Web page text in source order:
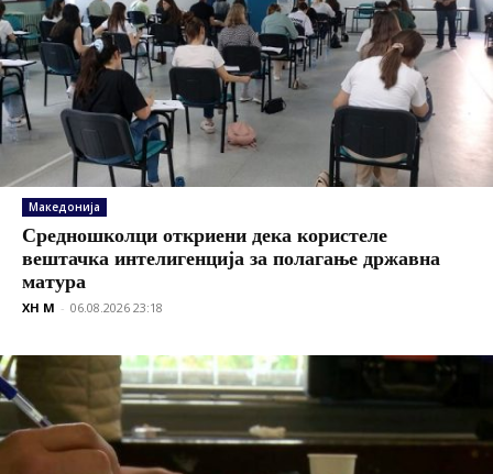
Македонија
Средношколци откриени дека користеле
вештачка интелигенција за полагање државна
матура
XH M - 06.08.2026 23:18